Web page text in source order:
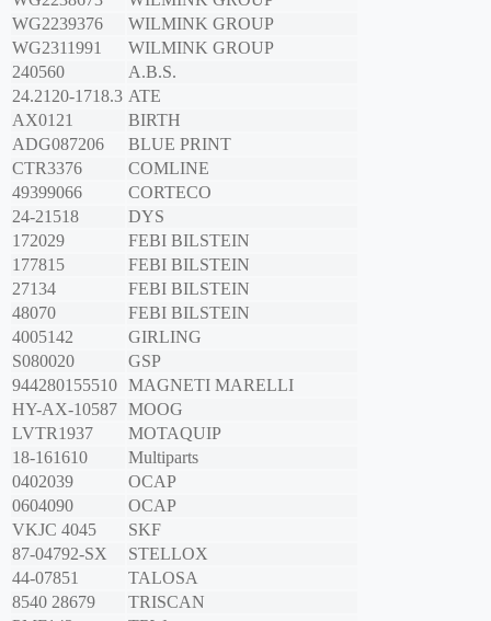
WG2239376
WILMINK GROUP
WG2311991
WILMINK GROUP
240560
A.B.S.
24.2120-1718.3 ATE
AX0121
BIRTH
ADG087206
BLUE PRINT
CTR3376
COMLINE
49399066
CORTECO
24-21518
DYS
172029
FEBI BILSTEIN
177815
FEBI BILSTEIN
27134
FEBI BILSTEIN
48070
FEBI BILSTEIN
4005142
GIRLING
S080020
GSP
944280155510 MAGNETI MARELLI
HY-AX-10587 MOOG
LVTR1937
MOTAQUIP
18-161610
Multiparts
0402039
OCAP
0604090
OCAP
VKJC 4045
SKF
87-04792-SX
STELLOX
44-07851
TALOSA
8540 28679
TRISCAN